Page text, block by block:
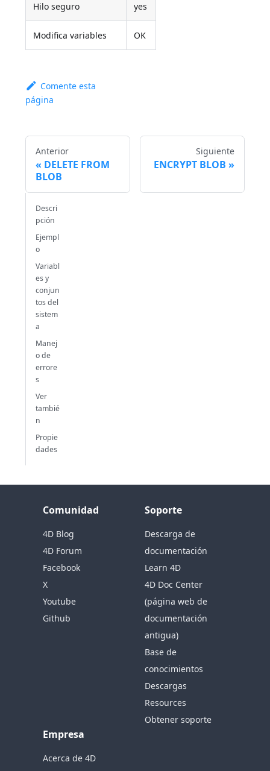
Hilo seguro yes
Modifica variables OK
Comente esta
página
Anterior
DELETE FROM
BLOB
Siguiente
ENCRYPT BLOB
Descri
pción
Ejempl
o
Variabl
es y
conjun
tos del
sistem
a
Manej
o de
errore
s
Ver
tambié
n
Propie
dades
Comunidad
4D Blog
4D Forum
Facebook
X
Youtube
Github
Soporte
Descarga de
documentación
Learn 4D
4D Doc Center
(página web de
documentación
antigua)
Base de
conocimientos
Descargas
Resources
Obtener soporte
Empresa
Acerca de 4D